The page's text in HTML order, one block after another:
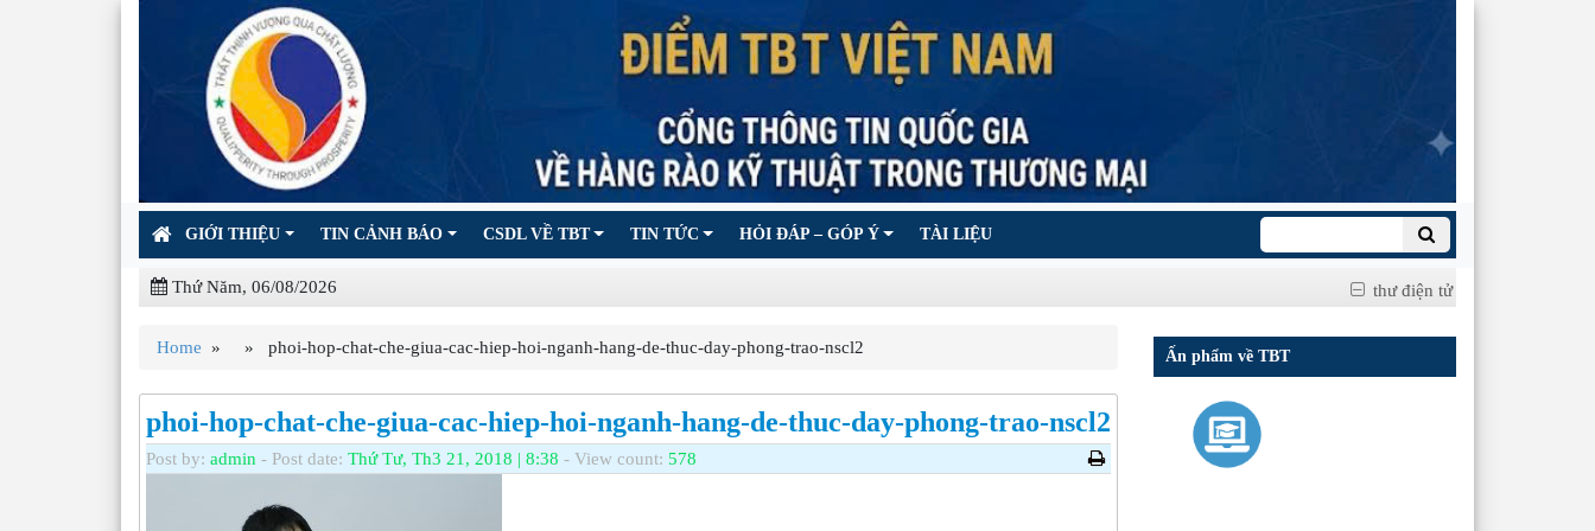
GIỚI THIỆU TIN CẢNH BÁO CSDL VỀ TBT TIN TỨC HỎI ĐÁP – GÓP Ý TÀI LIỆU
Thứ Năm, 06/08/2026 thư điện tử
Home » » phoi-hop-chat-che-giua-cac-hiep-hoi-nganh-hang-de-thuc-day-phong-trao-nscl2
phoi-hop-chat-che-giua-cac-hiep-hoi-nganh-hang-de-thuc-day-phong-trao-nscl2
Post by: admin - Post date: Thứ Tư, Th3 21, 2018 | 8:38 - View count: 578
Ấn phẩm về TBT